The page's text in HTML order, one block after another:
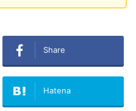
Share
Hatena